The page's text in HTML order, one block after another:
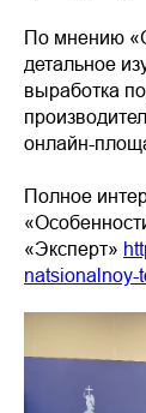
По мнению
детальное
выработка
онлайн-
Полное
«Эксперт»
natsionalnoy-